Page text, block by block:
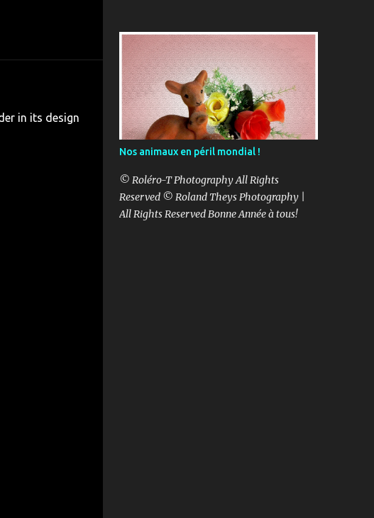
in its design
Nos animaux en péril mondial !
© Roléro-T Photography All Rights
Reserved © Roland Theys Photography |
All Rights Reserved Bonne Année à tous!